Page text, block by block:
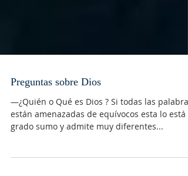
Preguntas sobre Dios
—¿Quién o Qué es Dios ? Si todas las palabras
grado sumo y admite muy diferentes...